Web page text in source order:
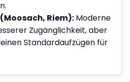
Riem): Moderne
Zugänglichkeit, aber
Standardaufzügen für